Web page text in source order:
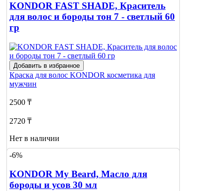
KONDOR FAST SHADE, Краситель
для волос и бороды тон 7 - светлый 60
гр
Добавить в избранное
Краска для волос KONDOR косметика для
мужчин
2500 ₸
2720 ₸
Нет в наличии
Сообщить
-6%
KONDOR My Beard, Масло для
бороды и усов 30 мл